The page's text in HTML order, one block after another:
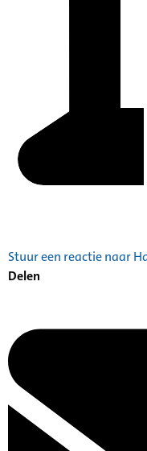
Stuur een reactie naar
Delen